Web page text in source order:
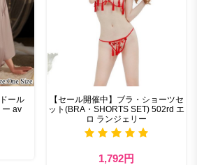
ール
ー av
【セール開催中】ブラ・ショーツセ
ット(BRA・SHORTS SET) 502rd エ
ロ ランジェリー
1,792円